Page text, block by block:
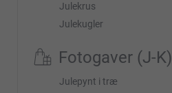
Julekrus
Julekugler
Fotogaver (J-K)
Julepynt i træ